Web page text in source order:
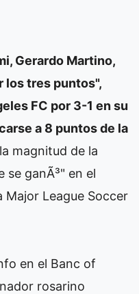
Gerardo Martino,
los tres puntos",
FC por 3-1 en su
a 8 puntos de la
magnitud de la
se ganÃ³" en el
Major League Soccer
en el Banc of
rosarino